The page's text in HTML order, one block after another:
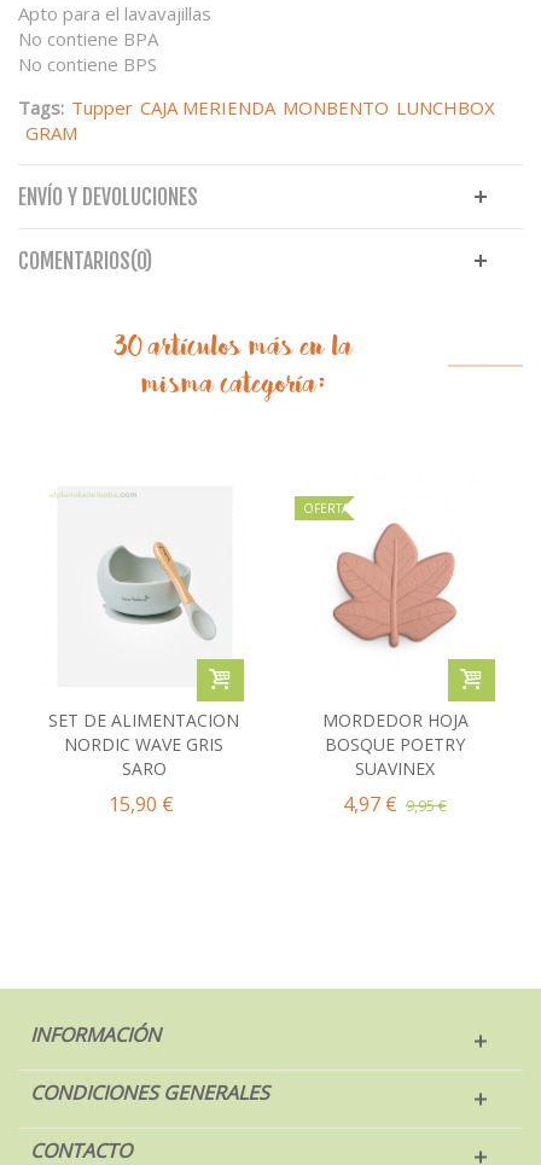
Apto para el lavavajillas
No contiene BPA
No contiene BPS
Tags: Tupper CAJA MERIENDA MONBENTO LUNCHBOX
GRAM
ENVÍO Y DEVOLUCIONES
COMENTARIOS(0)
30 artículos más en la
misma categoría:
SET DE ALIMENTACION
NORDIC WAVE GRIS
SARO
15,90 €
OFERTA
MORDEDOR HOJA
BOSQUE POETRY
SUAVINEX
4,97 € 9,95 €
INFORMACIÓN
CONDICIONES GENERALES
CONTACTO